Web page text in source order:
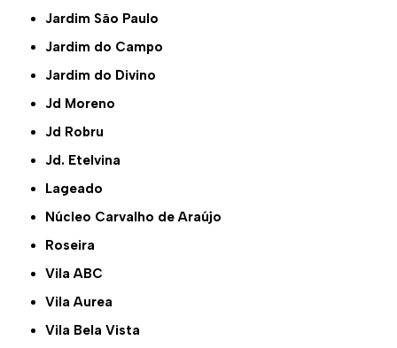
Jardim São Paulo
Jardim do Campo
Jardim do Divino
Jd Moreno
Jd Robru
Jd. Etelvina
Lageado
Núcleo Carvalho de Araújo
Roseira
Vila ABC
Vila Aurea
Vila Bela Vista